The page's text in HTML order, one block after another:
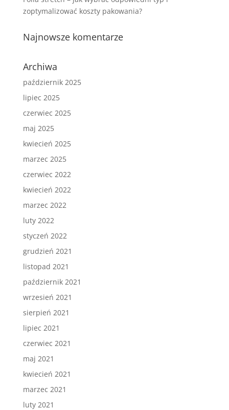
zoptymalizować koszty pakowania?
Najnowsze komentarze
Archiwa
październik 2025
lipiec 2025
czerwiec 2025
maj 2025
kwiecień 2025
marzec 2025
czerwiec 2022
kwiecień 2022
marzec 2022
luty 2022
styczeń 2022
grudzień 2021
listopad 2021
październik 2021
wrzesień 2021
sierpień 2021
lipiec 2021
czerwiec 2021
maj 2021
kwiecień 2021
marzec 2021
luty 2021